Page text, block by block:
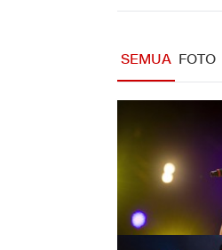
SEMUA FOTO